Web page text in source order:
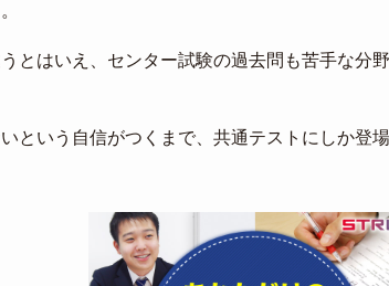
とはいえ、センター試験の過去問も苦手な分
という自信がつくまで、共通テストにしか登